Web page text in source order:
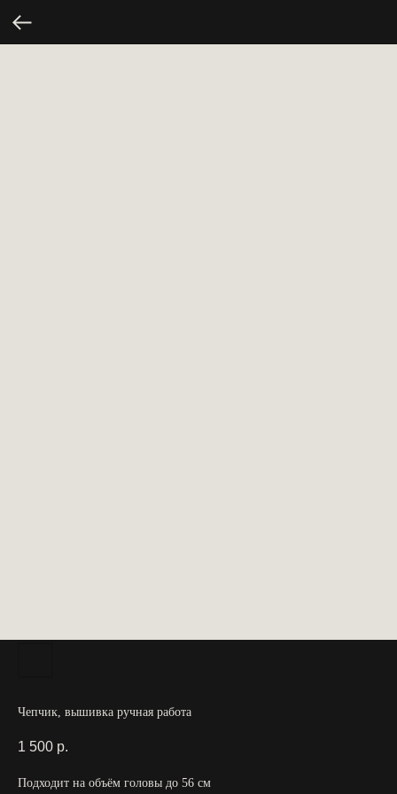
Чепчик, вышивка ручная работа
1 500 р.
Подходит на объём головы до 56 см